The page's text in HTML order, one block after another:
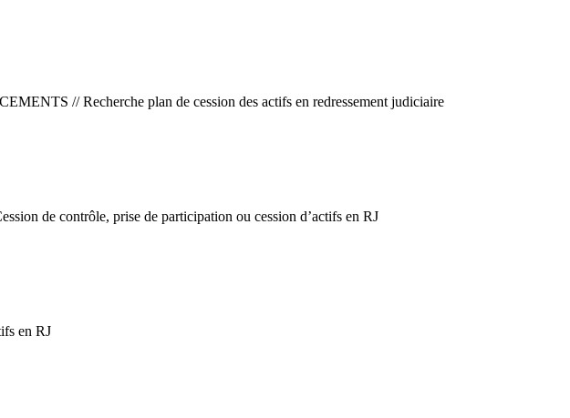
// Recherche plan de cession des actifs en redressement judiciaire
de contrôle, prise de participation ou cession d’actifs en RJ
en RJ